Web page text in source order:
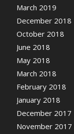
March 2019
December 2018
October 2018
June 2018
May 2018
March 2018
February 2018
January 2018
December 2017
November 2017